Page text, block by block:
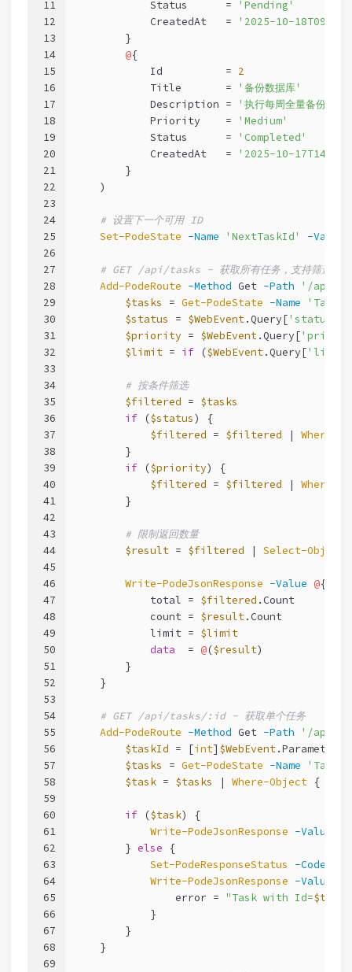
11
12
13
14
15
16
17
18
19
20
21
22
23
24
25
26
27
28
29
30
31
32
33
34
35
36
37
38
39
40
41
42
43
44
45
46
47
48
49
50
51
52
53
54
55
56
57
58
59
60
61
62
63
64
65
66
67
68
69
            Status      =
'Pending'
            CreatedAt   =
'2025-10-
        }
@{
            Id          =
2
            Title       =
'备份数据库'
            Description =
'执行每周全量备份'
            Priority    =
'Medium'
            Status      =
'Completed'
            CreatedAt   =
'2025-10-
        }
    )
# 设置下一个可用 ID
Set-PodeState -Name 'NextTaskId' -Value
# GET /api/tasks - 获取所有任务，支持筛选和
Add-PodeRoute -Method Get -Path
'/api/
$tasks = Get-PodeState -Name
'Tasks'
$status = $WebEvent.Query['status'
$priority = $WebEvent.Query[
$limit = if ($WebEvent.Query['limit'
# 按条件筛选
$filtered = $tasks
if ($status) {
$filtered = $filtered | Where-
        }
if ($priority) {
$filtered = $filtered | Where-
        }
# 限制返回数量
$result = $filtered | Select-Object
Write-PodeJsonResponse -Value @{
            total =
$filtered .Count
            count =
$result.Count
            limit =
$limit
data
  =
@($result)
        }
    }
# GET /api/tasks/:id - 获取单个任务
Add-PodeRoute -Method Get -Path
'/api/
$taskId = [int] $WebEvent.Parameters[
$tasks = Get-PodeState -Name
'Tasks'
$task = $tasks | Where-Object {
if ($task) {
Write-PodeJsonResponse -Value
        }
else {
Set-PodeResponseStatus
-Code
Write-PodeJsonResponse -Value
                error =
"Task with Id=
            }
        }
    }